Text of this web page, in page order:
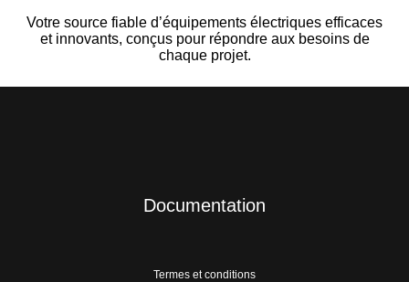
Votre source fiable d’équipements électriques efficaces
et innovants, conçus pour répondre aux besoins de
chaque projet.
Documentation
Termes et conditions